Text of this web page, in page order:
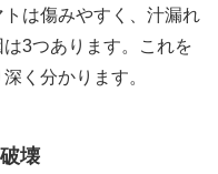
は傷みやすく、汁漏れ
3つあります。これを
く分かります。
壊